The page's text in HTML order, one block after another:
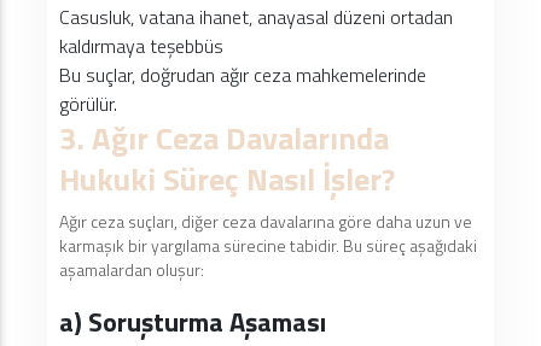
Casusluk, vatana ihanet, anayasal düzeni ortadan
kaldırmaya teşebbüs
Bu suçlar, doğrudan ağır ceza mahkemelerinde
görülür.
3. Ağır Ceza Davalarında
Hukuki Süreç Nasıl İşler?
Ağır ceza suçları, diğer ceza davalarına göre daha uzun ve
karmaşık bir yargılama sürecine tabidir. Bu süreç aşağıdaki
aşamalardan oluşur:
a) Soruşturma Aşaması